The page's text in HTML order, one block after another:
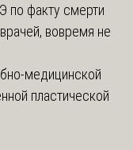
по факту смерти
вовремя не
медицинской
пластической